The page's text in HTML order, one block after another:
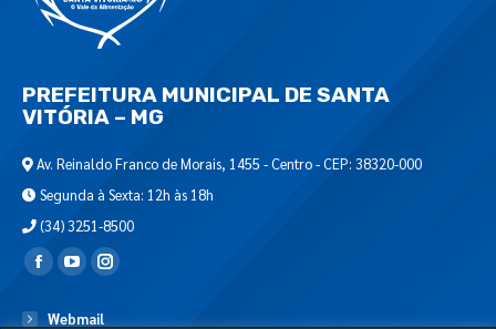
PREFEITURA MUNICIPAL DE SANTA
VITÓRIA – MG
Av. Reinaldo Franco de Morais, 1455 - Centro - CEP: 38320-000
Segunda à Sexta: 12h às 18h
(34) 3251-8500
Encontre-nos em:
Webmail